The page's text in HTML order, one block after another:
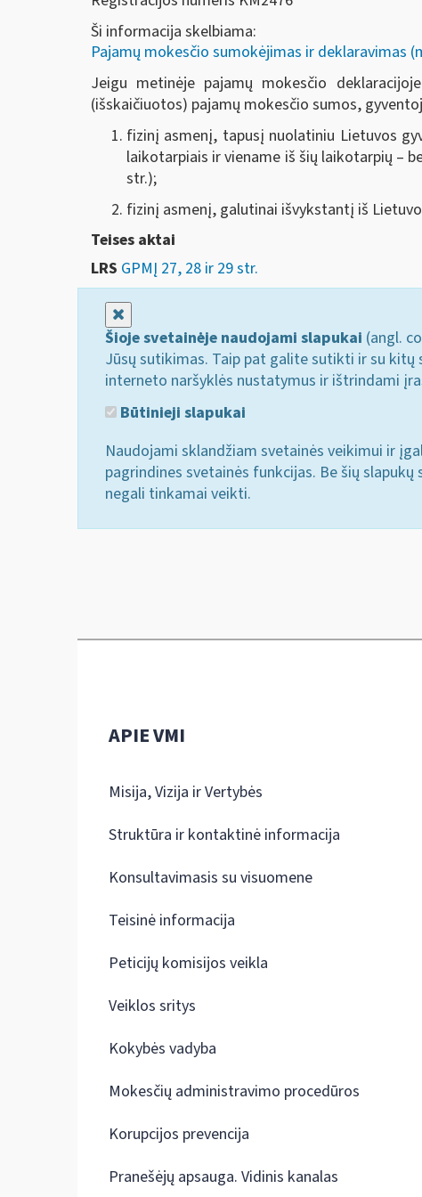
Ši informacija skelbiama:
Pajamų mokesčio sumokėjimas ir deklaravimas
Jeigu metinėje pajamų mokesčio
(išskaičiuotos) pajamų mokesčio sumos,
fizinį asmenį, tapusį nuolatiniu Lietuvos
laikotarpiais ir viename iš šių laikotarpių –
str.);
fizinį asmenį, galutinai išvykstantį iš
Teises aktai
LRS GPMĮ 27, 28 ir 29 str.
Šioje svetainėje naudojami slapukai (angl.
Jūsų sutikimas. Taip pat galite sutikti ir su
interneto naršyklės nustatymus ir ištrindami
Būtinieji slapukai
Naudojami sklandžiam svetainės veikimui ir
pagrindines svetainės funkcijas. Be šių slapukų
negali tinkamai veikti.
APIE VMI
Misija, Vizija ir Vertybės
Struktūra ir kontaktinė informacija
Konsultavimasis su visuomene
Teisinė informacija
Peticijų komisijos veikla
Veiklos sritys
Kokybės vadyba
Mokesčių administravimo procedūros
Korupcijos prevencija
Pranešėjų apsauga. Vidinis kanalas